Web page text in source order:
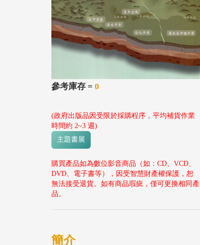
參考庫存 = 0
(政府出版品因受限於採購程序，平均補貨作業
時間約 2~3 週)
主題書展
購買產品如為數位影音商品（如：CD、VCD、
DVD、電子書等），因受智慧財產權保護，恕
無法接受退貨。如有商品瑕疵，僅可更換相同產
品。
簡介